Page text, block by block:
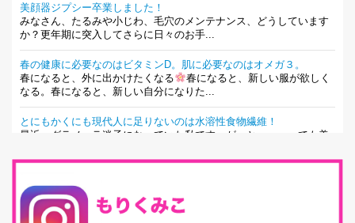
美顔器ジプシー卒業しました！
みなさん、たるみや小じわ、毛穴のメンテナンス、どうしています
か？更年期に突入してさらに日々のお手...
春の健康に必要なのはビタミンD。肌に必要なのはオメガ３。
春になると、外に出かけたくなる
春になると、新しい服が欲しく
なる。春になると、新しい自分になりた...
とにもかくにも現代人に足りないのは水溶性食物繊維！
最近、グラノーラ迷子になっていた私です。が、と〜〜〜っても美
腸内環境を整えることは、健康維持の中でいっちばん大事！だと私
は思っています。 ヒトの免...